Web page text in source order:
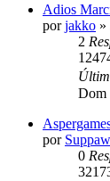
Adios
porjakko »
2
Dom
por
0